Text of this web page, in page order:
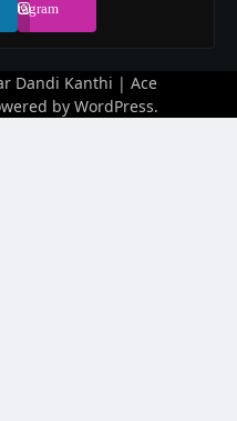
Instagram
Dandi Kanthi | Ace
by WordPress.